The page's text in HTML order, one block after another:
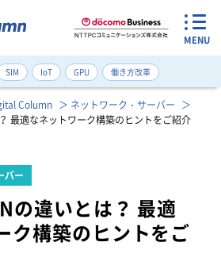
MENU
SIM IoT GPU 働き方改革
デジタルツイン ネットワーク構築改善
注目のワード一覧
Column
ネットワーク・サーバー
最適なネットワーク構築のヒントをご紹介
バー
の違いとは？ 最適
ク構築のヒントをご